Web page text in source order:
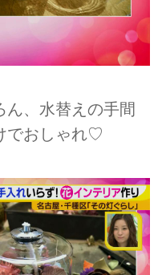
ん、水替えの手間
でおしゃれ♡